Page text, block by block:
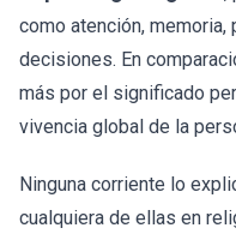
como atención,
decisiones. En
más por el significado
vivencia global de la
Ninguna corriente lo
cualquiera de ellas en